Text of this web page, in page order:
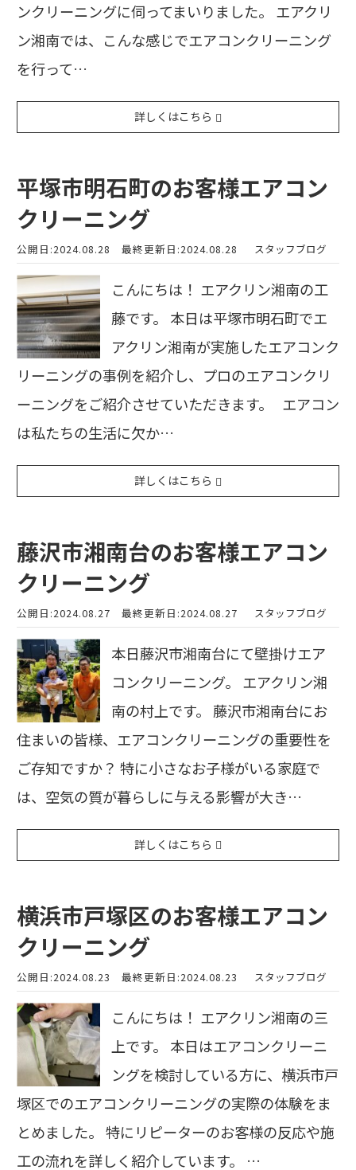
ンクリーニングに伺ってまいりました。 エアクリ
ン湘南では、こんな感じでエアコンクリーニング
を行って…
詳しくはこちら
平塚市明石町のお客様エアコン
クリーニング
公開日:2024.08.28 最終更新日:2024.08.28 スタッフブログ
こんにちは！ エアクリン湘南の工
藤です。 本日は平塚市明石町でエ
アクリン湘南が実施したエアコンク
リーニングの事例を紹介し、プロのエアコンクリ
ーニングをご紹介させていただきます。 エアコン
は私たちの生活に欠か…
詳しくはこちら
藤沢市湘南台のお客様エアコン
クリーニング
公開日:2024.08.27 最終更新日:2024.08.27 スタッフブログ
本日藤沢市湘南台にて壁掛けエア
コンクリーニング。 エアクリン湘
南の村上です。 藤沢市湘南台にお
住まいの皆様、エアコンクリーニングの重要性を
ご存知ですか？ 特に小さなお子様がいる家庭で
は、空気の質が暮らしに与える影響が大き…
詳しくはこちら
横浜市戸塚区のお客様エアコン
クリーニング
公開日:2024.08.23 最終更新日:2024.08.23 スタッフブログ
こんにちは！ エアクリン湘南の三
上です。 本日はエアコンクリーニ
ングを検討している方に、横浜市戸
塚区でのエアコンクリーニングの実際の体験をま
とめました。 特にリピーターのお客様の反応や施
工の流れを詳しく紹介しています。 …